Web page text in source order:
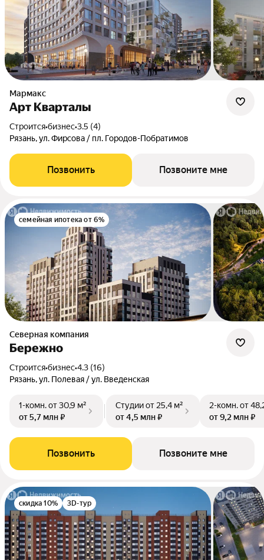
Мармакс
Арт Кварталы
Строится•бизнес•3.5 (4)
Рязань, ул. Фирсова / пл. Городов-Побратимов
Позвонить Позвоните мне
семейная ипотека от 6%
Северная компания
Бережно
Строится•бизнес•4.3 (16)
Рязань, ул. Полевая / ул. Введенская
1-комн.от 30,9 м²
от 5,7 млн ₽
Студииот 25,4 м²
от 4,5 млн ₽
2-комн.от
от 9,2 млн ₽
Позвонить Позвоните мне
скидка 10% 3D-тур